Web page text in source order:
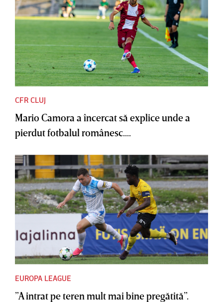
CFR CLUJ
Mario Camora a încercat să explice unde a
pierdut fotbalul românesc....
EUROPA LEAGUE
”A intrat pe teren mult mai bine pregătită”.